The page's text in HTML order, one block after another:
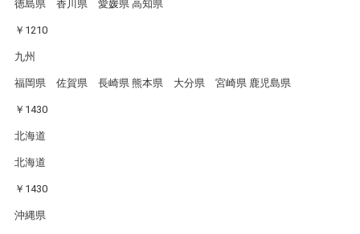
徳島県 香川県 愛媛県 高知県
￥1210
九州
福岡県 佐賀県 長崎県 熊本県 大分県 宮崎県 鹿児島県
￥1430
北海道
北海道
￥1430
沖縄県